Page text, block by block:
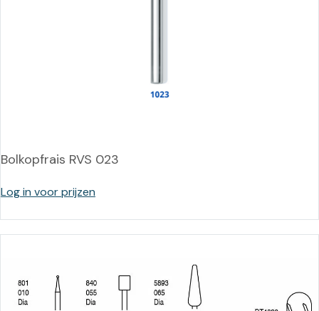
Bolkopfrais RVS 023
Log in voor prijzen